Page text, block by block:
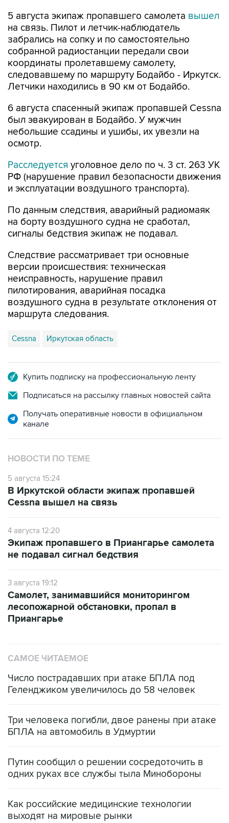
5 августа экипаж пропавшего самолета вышел
на связь. Пилот и летчик-наблюдатель
забрались на сопку и по самостоятельно
собранной радиостанции передали свои
координаты пролетавшему самолету,
следовавшему по маршруту Бодайбо - Иркутск.
Летчики находились в 90 км от Бодайбо.
6 августа спасенный экипаж пропавшей Cessna
был эвакуирован в Бодайбо. У мужчин
небольшие ссадины и ушибы, их увезли на
осмотр.
Расследуется уголовное дело по ч. 3 ст. 263 УК
РФ (нарушение правил безопасности движения
и эксплуатации воздушного транспорта).
По данным следствия, аварийный радиомаяк
на борту воздушного судна не сработал,
сигналы бедствия экипаж не подавал.
Следствие рассматривает три основные
версии происшествия: техническая
неисправность, нарушение правил
пилотирования, аварийная посадка
воздушного судна в результате отклонения от
маршрута следования.
Cessna Иркутская область
Купить подписку на профессиональную ленту
Подписаться на рассылку главных новостей сайта
Получать оперативные новости в официальном
канале
НОВОСТИ ПО ТЕМЕ
5 августа 15:24
В Иркутской области экипаж пропавшей
Cessna вышел на связь
4 августа 12:20
Экипаж пропавшего в Приангарье самолета
не подавал сигнал бедствия
3 августа 19:12
Самолет, занимавшийся мониторингом
лесопожарной обстановки, пропал в
Приангарье
САМОЕ ЧИТАЕМОЕ
Число пострадавших при атаке БПЛА под
Геленджиком увеличилось до 58 человек
Три человека погибли, двое ранены при атаке
БПЛА на автомобиль в Удмуртии
Путин сообщил о решении сосредоточить в
одних руках все службы тыла Минобороны
Как российские медицинские технологии
выходят на мировые рынки